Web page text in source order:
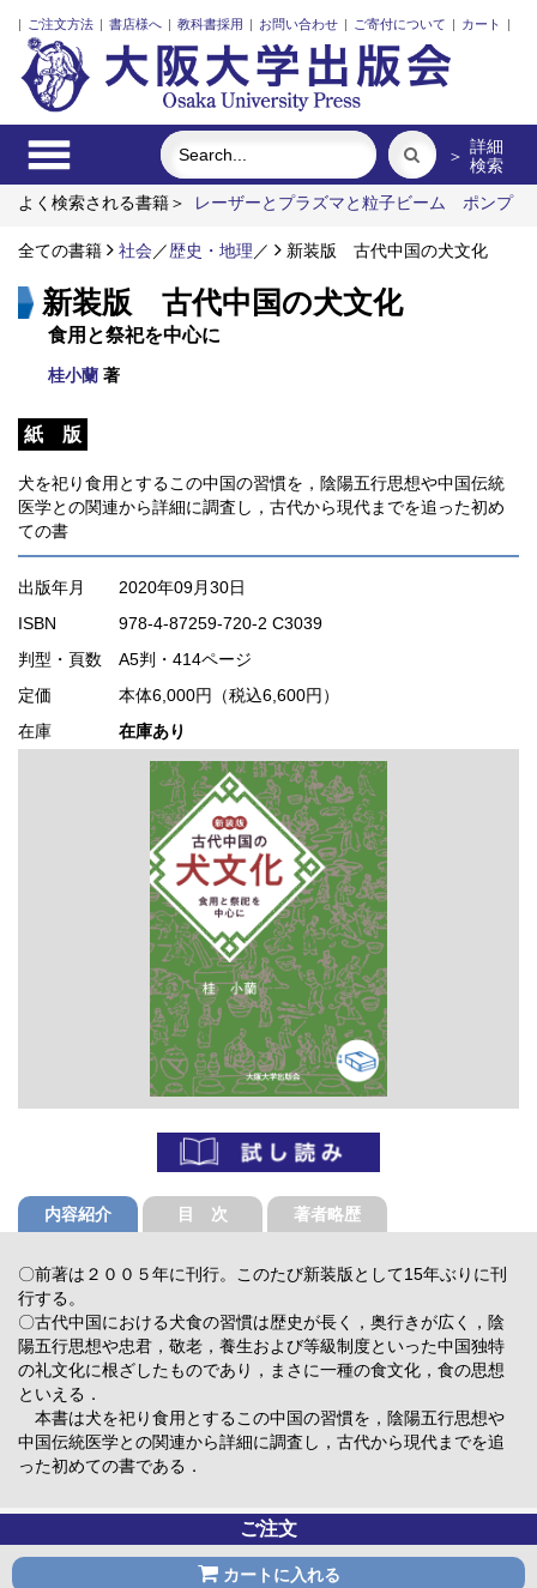
| ご注文方法 | 書店様へ | 教科書採用 | お問い合わせ | ご寄付について | カート |
＞ 詳細
検索
よく検索される書籍＞
レーザーとプラズマと粒子ビーム
ポンプ
材料の知的設計
Emergent Bilinguals and Educational
全ての書籍 社会 ／歴史・地理 ／ 新装版 古代中国の犬文化
新装版 古代中国の犬文化
食用と祭祀を中心に
桂小蘭 著
紙 版
犬を祀り食用とするこの中国の習慣を，陰陽五行思想や中国伝統
医学との関連から詳細に調査し，古代から現代までを追った初め
ての書
出版年月
2020年09月30日
ISBN
978-4-87259-720-2 C3039
判型・頁数 A5判・414ページ
定価
本体6,000円（税込6,600円）
在庫
在庫あり
内容紹介 目 次 著者略歴
〇前著は２００５年に刊行。このたび新装版として15年ぶりに刊
行する。
〇古代中国における犬食の習慣は歴史が長く，奥行きが広く，陰
陽五行思想や忠君，敬老，養生および等級制度といった中国独特
の礼文化に根ざしたものであり，まさに一種の食文化，食の思想
といえる．
本書は犬を祀り食用とするこの中国の習慣を，陰陽五行思想や
中国伝統医学との関連から詳細に調査し，古代から現代までを追
った初めての書である．
ご注文
カートに入れる